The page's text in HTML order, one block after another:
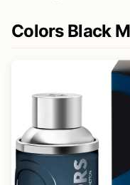
Colors Black